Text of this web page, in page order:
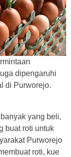
dipengaruhi
di Purworejo.
yang beli,
buat roti untuk
Purworejo
roti, kue